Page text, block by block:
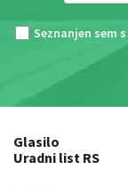
Seznanjen sem s
Glasilo
Uradni list RS